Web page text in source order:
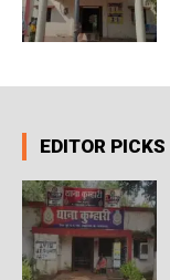
EDITOR PICKS